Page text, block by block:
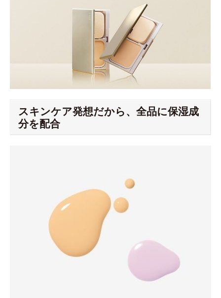
スキンケア発想だから、全品に保湿成
分を配合